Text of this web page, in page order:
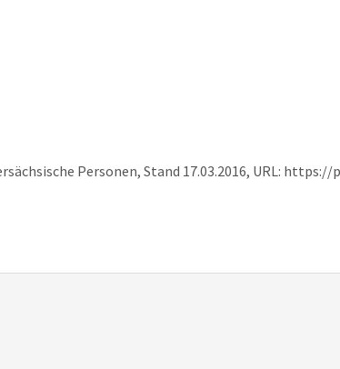
Personen, Stand 17.03.2016, URL: